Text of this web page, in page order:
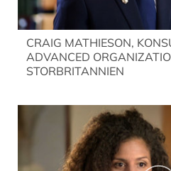
CRAIG MATHIESON,
ADVANCED
STORBRITANNIEN